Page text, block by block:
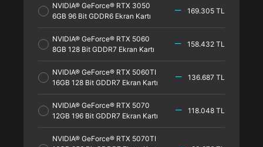
NVIDIA® GeForce® RTX 3050
6GB 96 Bit GDDR6 Ekran Kartı
169.305 TL
NVIDIA® GeForce® RTX 5060
8GB 128 Bit GDDR7 Ekran Kartı
158.432 TL
NVIDIA® GeForce® RTX 5060TI
16GB 128 Bit GDDR7 Ekran Kartı
136.687 TL
NVIDIA® GeForce® RTX 5070
12GB 196 Bit GDDR7 Ekran Kartı
118.048 TL
NVIDIA® GeForce® RTX 5070TI